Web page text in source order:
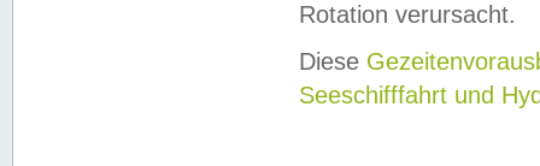
Rotation verursacht.
Diese
Seeschifffahrt und